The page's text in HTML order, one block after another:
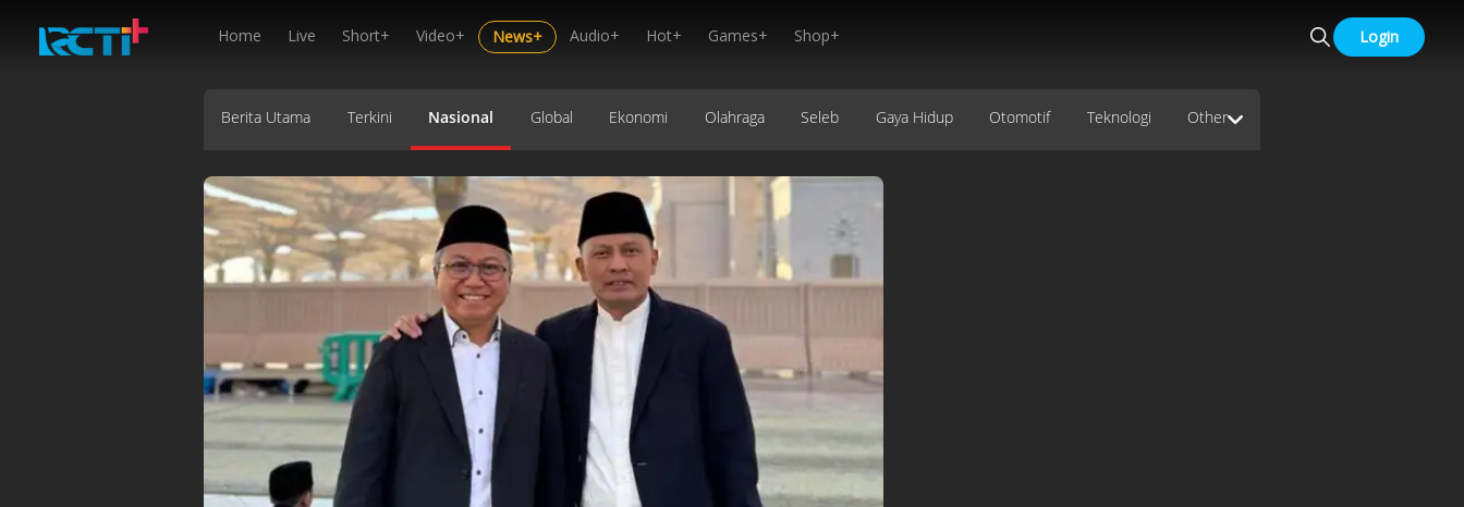
Home Live Short+ Video+ News+ Audio+ Hot+ Games+ Shop+ Login
Berita Utama Terkini Nasional Global Ekonomi Olahraga Seleb Gaya Hidup Otomotif Teknologi Other